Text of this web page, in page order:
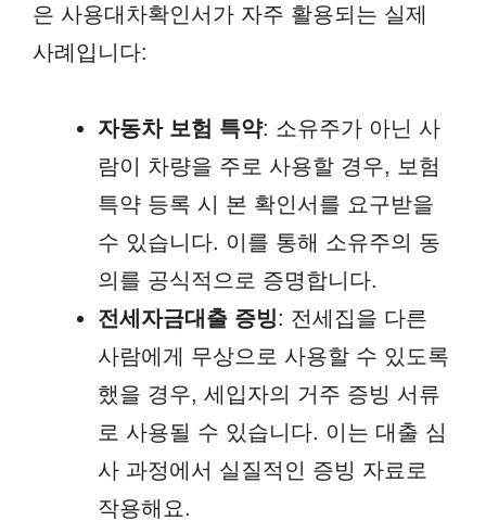
은 사용대차확인서가 자주 활용되는 실제
사례입니다:
자동차 보험 특약: 소유주가 아닌 사
람이 차량을 주로 사용할 경우, 보험
특약 등록 시 본 확인서를 요구받을
수 있습니다. 이를 통해 소유주의 동
의를 공식적으로 증명합니다.
전세자금대출 증빙: 전세집을 다른
사람에게 무상으로 사용할 수 있도록
했을 경우, 세입자의 거주 증빙 서류
로 사용될 수 있습니다. 이는 대출 심
사 과정에서 실질적인 증빙 자료로
작용해요.